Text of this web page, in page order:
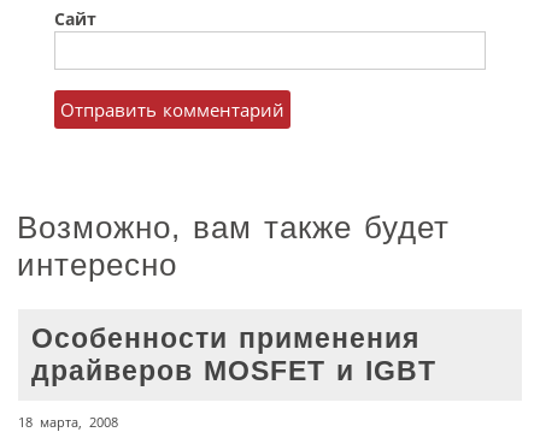
Сайт
Возможно, вам также будет
интересно
Особенности применения
драйверов MOSFET и IGBT
18 марта, 2008